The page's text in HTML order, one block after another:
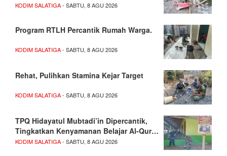
KODIM SALATIGA- SABTU, 8 AGU 2026
Program RTLH Percantik Rumah Warga.
KODIM SALATIGA- SABTU, 8 AGU 2026
Rehat, Pulihkan Stamina Kejar Target
KODIM SALATIGA- SABTU, 8 AGU 2026
TPQ Hidayatul Mubtadi’in Dipercantik,
Tingkatkan Kenyamanan Belajar Al-Qur…
KODIM SALATIGA- SABTU, 8 AGU 2026